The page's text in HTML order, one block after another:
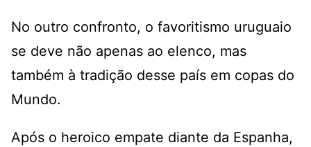
No outro confronto, o favoritismo uruguaio
se deve não apenas ao elenco, mas
também à tradição desse país em copas do
Mundo.
Após o heroico empate diante da Espanha,